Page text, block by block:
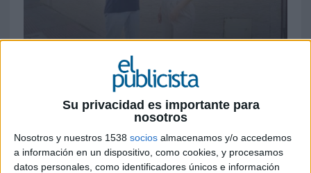
Su privacidad es importante para
nosotros
Nosotros y nuestros 1538 socios almacenamos y/o accedemos
a información en un dispositivo, como cookies, y procesamos
datos personales, como identificadores únicos e información
Ficha técnica ‘La Miguelturra para dejar de
Anunciante: Teva